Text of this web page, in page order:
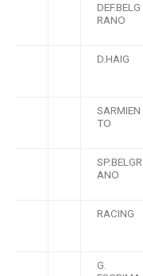
DEF.BELG
RANO
D.HAIG
SARMIEN
TO
SP.BELGR
ANO
RACING
G.